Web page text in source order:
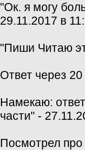
"Ок. я могу
29.11.2017 в
"Пиши Читаю
Ответ через
Намекаю:
части" -
Посмотрел про